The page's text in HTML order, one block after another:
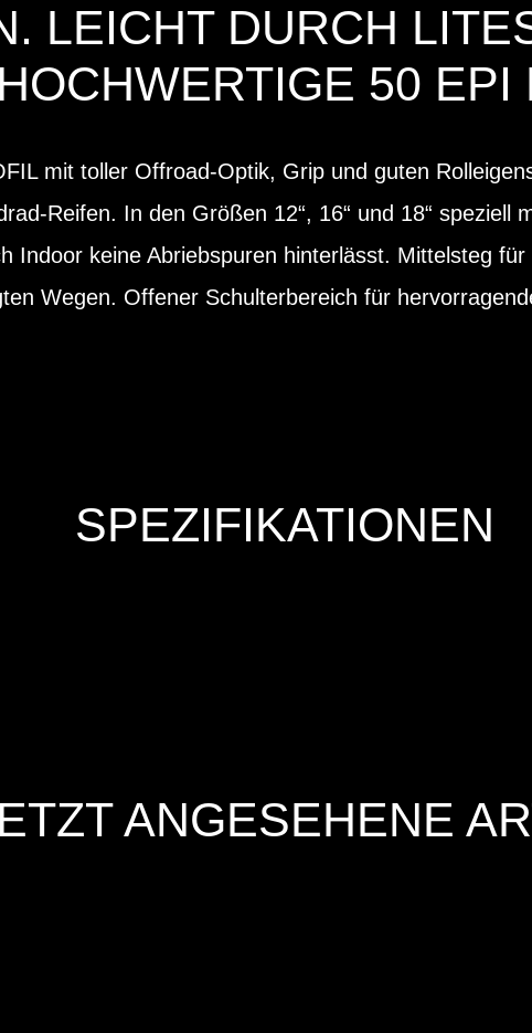
LEICHT DURCH
50 EPI
mit toller Offroad-Optik, Grip und guten
Reifen. In den Größen 12“, 16“ und 18“ speziell
Indoor keine Abriebspuren hinterlässt. Mittelsteg für
Wegen. Offener Schulterbereich für
SPEZIFIKATIONEN
ANGESEHENE